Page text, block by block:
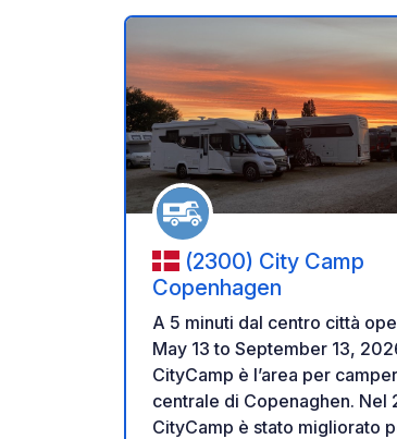
(2300) City Camp
Copenhagen
A 5 minuti dal centro città
May 13 to September 13,
CityCamp è l’area per
centrale di Copenaghen. Nel
CityCamp è stato migliorato